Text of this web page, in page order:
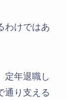
わけではあ
定年退職し
通り支える